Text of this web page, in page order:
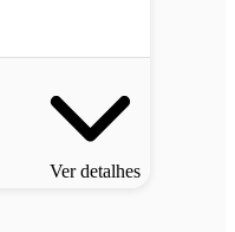
Ver detalhes